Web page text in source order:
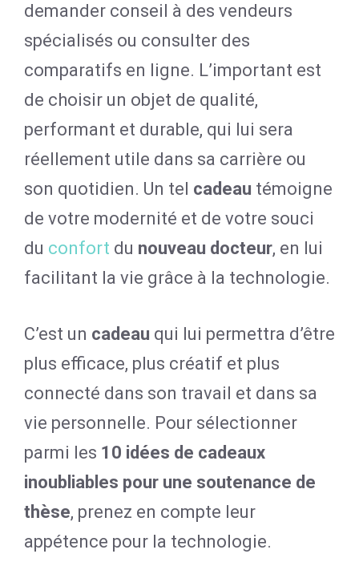
demander conseil à des vendeurs
spécialisés ou consulter des
comparatifs en ligne. L’important est
de choisir un objet de qualité,
performant et durable, qui lui sera
réellement utile dans sa carrière ou
son quotidien. Un tel cadeau témoigne
de votre modernité et de votre souci
du confort du nouveau docteur, en lui
facilitant la vie grâce à la technologie.
C’est un cadeau qui lui permettra d’être
plus efficace, plus créatif et plus
connecté dans son travail et dans sa
vie personnelle. Pour sélectionner
parmi les 10 idées de cadeaux
inoubliables pour une soutenance de
thèse, prenez en compte leur
appétence pour la technologie.